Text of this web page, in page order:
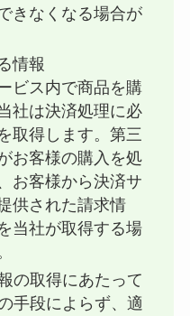
きなくなる場合が
情報
ビス内で商品を購
社は決済処理に必
取得します。第三
お客様の購入を処
お客様から決済サ
供された請求情
当社が取得する場
の取得にあたって
手段によらず、適